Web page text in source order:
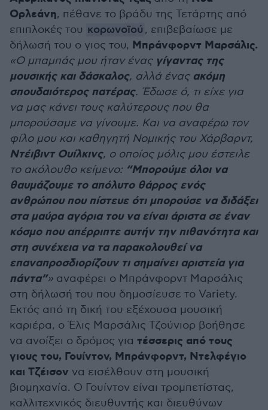
Ορλεάνη, πέθανε το βράδυ της Τετάρτης από
επιπλοκές του κορωνοϊού , επιβεβαίωσε με
δήλωσή του ο γιος του, Μπράνφορντ Μαρσάλις.
«Ο μπαμπάς μου ήταν ένας γίγαντας της
μουσικής και δάσκαλος, αλλά ένας ακόμη
σπουδαιότερος πατέρας. Έδωσε ό, τι είχε για
να μας κάνει τους καλύτερους που θα
μπορούσαμε να γίνουμε. Και να αναφέρω τον
φίλο μου και καθηγητή Νομικής του Χάρβαρντ,
Ντέιβιντ Ουίλκινς, ο οποίος μόλις μου έστειλε
το ακόλουθο κείμενο: “Μπορούμε όλοι να
θαυμάζουμε το απόλυτo θάρρος ενός
ανθρώπου που πίστευε ότι μπορούσε να διδάξει
στα μαύρα αγόρια του να είναι άριστα σε έναν
κόσμο που απέρριπτε αυτήν την πιθανότητα και
στη συνέχεια να τα παρακολουθεί να
επαναπροσδιορίζουν τι σημαίνει αριστεία για
πάντα”» αναφέρει ο Μπράνφορντ Μαρσάλις
στη δήλωσή του που δημοσίευσε το Variety.
Εκτός από τη δική του εξέχουσα μουσική
καριέρα, ο Έλις Μαρσάλις Τζούνιορ βοήθησε
να ανοίξει ο δρόμος για τέσσερις από τους
γιους του, Γουίντον, Μπράνφορντ, Ντελφέγιο
και Τζέισον να εισέλθουν στη μουσική
βιομηχανία. Ο Γουίντον είναι τρομπετίστας,
καλλιτεχνικός διευθυντής και διευθύνων